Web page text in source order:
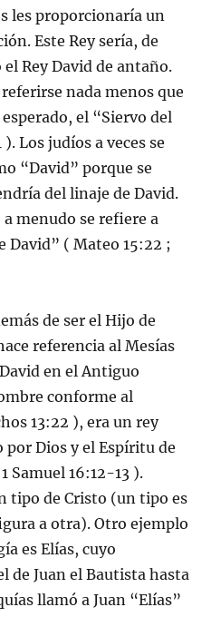
les proporcionaría un
Este Rey sería, de
Rey David de antaño.
nada menos que
el “Siervo del
Los judíos a veces se
“David” porque se
del linaje de David.
menudo se refiere a
David” ( Mateo 15:22 ;
de ser el Hijo de
referencia al Mesías
en el Antiguo
conforme al
13:22 ), era un rey
por Dios y el Espíritu de
Samuel 16:12-13 ).
tipo de Cristo (un tipo es
a otra). Otro ejemplo
es Elías, cuyo
Juan el Bautista hasta
llamó a Juan “Elías”